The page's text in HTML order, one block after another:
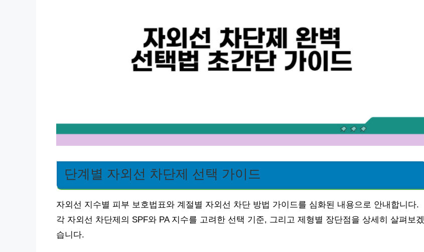
단계별 자외선 차단제 선택 가이드
자외선 지수별 피부 보호법표와 계절별 자외선 차단 방법 가이드를 심화된 내용으로 안내합니다.
각 자외선 차단제의 SPF와 PA 지수를 고려한 선택 기준, 그리고 제형별 장단점을 상세히 살펴보겠
습니다.